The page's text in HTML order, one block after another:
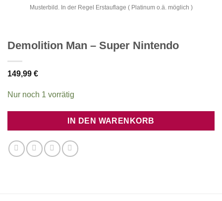
Musterbild. In der Regel Erstauflage ( Platinum o.ä. möglich )
Demolition Man – Super Nintendo
149,99 €
Nur noch 1 vorrätig
IN DEN WARENKORB